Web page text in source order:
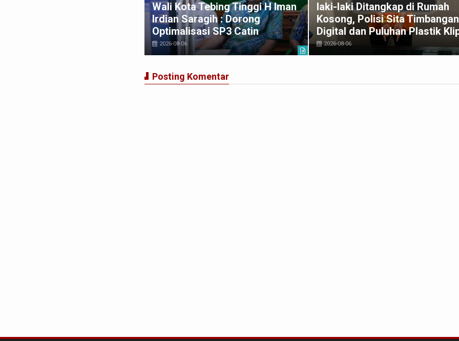
Wali Kota Tebing Tinggi H Iman
Irdian Saragih : Dorong
Optimalisasi SP3 Catin
2026-08-06
laki-laki Ditangkap di Rumah
Kosong, Polisi Sita Timbangan
Digital dan Puluhan Plastik
2026-08-06
Posting Komentar